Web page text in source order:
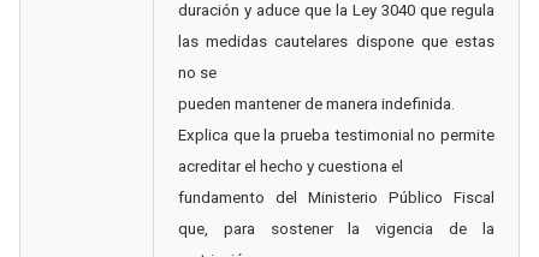
duración y aduce que la Ley 3040 que regula
las medidas cautelares dispone que estas
no se
pueden mantener de manera indefinida.
Explica que la prueba testimonial no permite
acreditar el hecho y cuestiona el
fundamento del Ministerio Público Fiscal
que, para sostener la vigencia de la